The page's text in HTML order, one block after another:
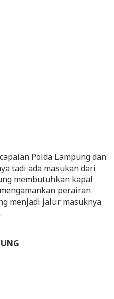
Polda Lampung dan
tadi ada masukan dari
membutuhkan kapal
perairan
menjadi jalur masuknya